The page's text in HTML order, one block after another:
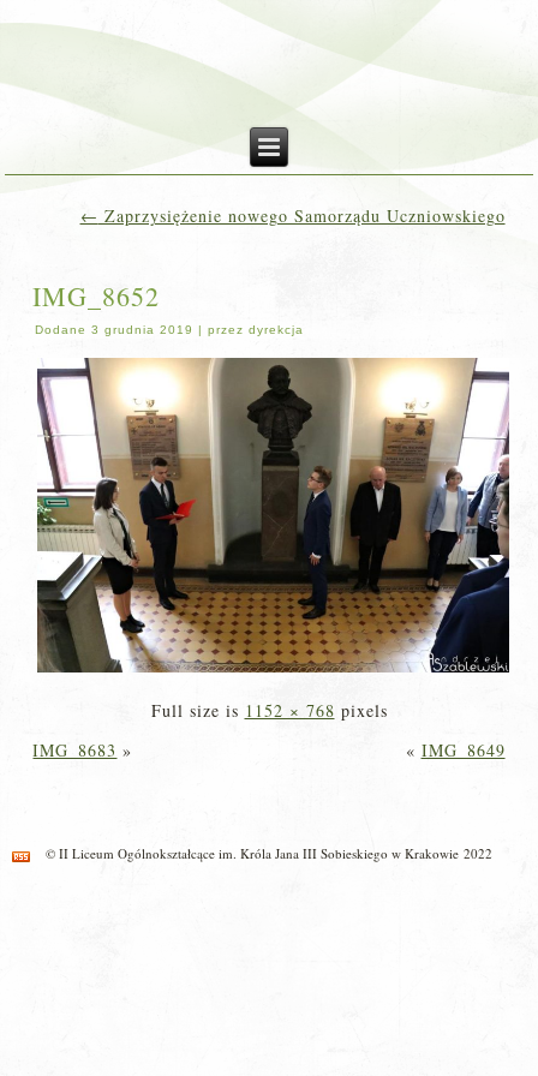
← Zaprzysiężenie nowego Samorządu Uczniowskiego
IMG_8652
Dodane 3 grudnia 2019 |przez dyrekcja
Full size is 1152 × 768 pixels
IMG_8683 » « IMG_8649
© II Liceum Ogólnokształcące im. Króla Jana III Sobieskiego w Krakowie 2022